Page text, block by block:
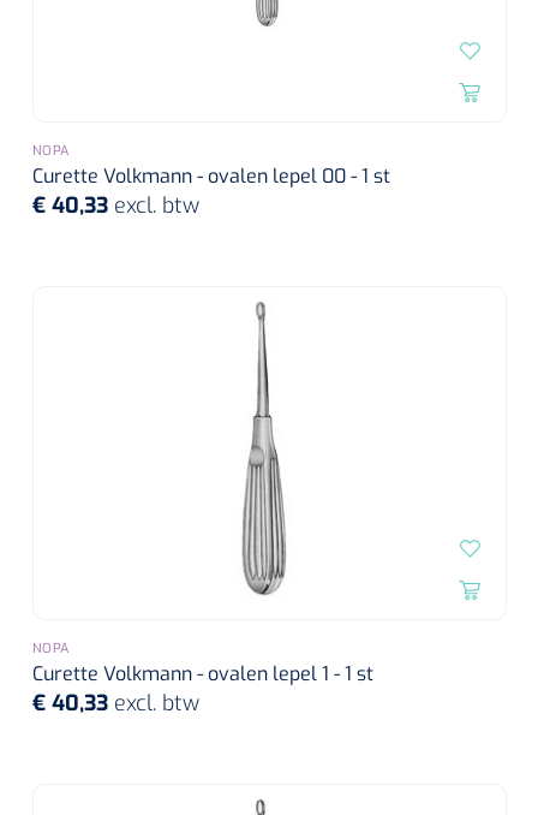
NOPA
Curette Volkmann - ovalen lepel 00 - 1 st
€ 40,33 excl. btw
NOPA
Curette Volkmann - ovalen lepel 1 - 1 st
€ 40,33 excl. btw